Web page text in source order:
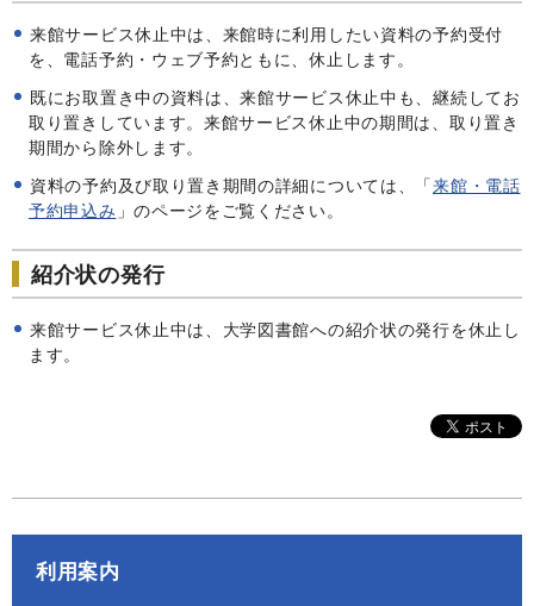
来館サービス休止中は、来館時に利用したい資料の予約受付
を、電話予約・ウェブ予約ともに、休止します。
既にお取置き中の資料は、来館サービス休止中も、継続してお
取り置きしています。来館サービス休止中の期間は、取り置き
期間から除外します。
資料の予約及び取り置き期間の詳細については、「来館・電話
予約申込み 」のページをご覧ください。
紹介状の発行
来館サービス休止中は、大学図書館への紹介状の発行を休止し
ます。
利用案内